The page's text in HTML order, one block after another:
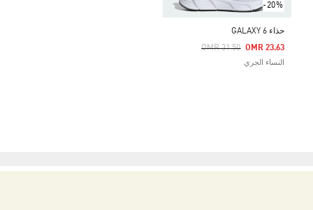
-20%
حذاء GALAXY 6
Price Reduced From
OMR 31.50
To OMR 23.63
النساء الجري